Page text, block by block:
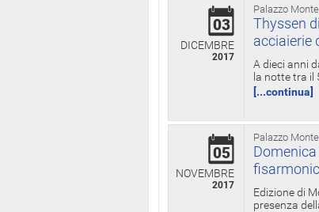
Palazzo
03
DICEMBRE
2017
Thyssen
acciaierie
A dieci anni
la notte tra il
[...continua]
Palazzo
05
NOVEMBRE
2017
Edizione di
presenza